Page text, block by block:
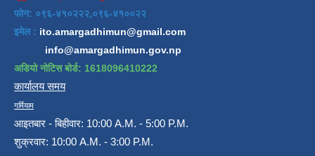
फोन: ०९६-४१०२२२,०९६-४१००२२
इमेल : ito.amargadhimun@gmail.com
info@amargadhimun.gov.np
अडियो नोटिस बोर्ड: 1618096410222
कार्यालय समय
गर्मियाम
आइतबार - बिहीवार: 10:00 A.M. - 5:00 P.M.
शुक्रवार: 10:00 A.M. - 3:00 P.M.